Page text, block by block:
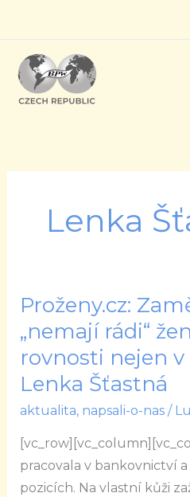
obsah
Lenka
Proženy.cz:
„nemají rádi“
rovnosti nejen
Lenka Šťastná
aktualita, napsali-o-nas/
pracovala v bankovnictví
pozicích. Na vlastní kůži
Proženy.cz:
Zaměstnavatelé
„nemají
rádi“
ženy,
říká
o
nejen